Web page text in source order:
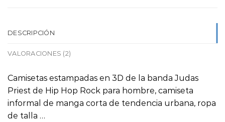
DESCRIPCIÓN
VALORACIONES (2)
Camisetas estampadas en 3D de la banda Judas
Priest de Hip Hop Rock para hombre, camiseta
informal de manga corta de tendencia urbana, ropa
de talla …